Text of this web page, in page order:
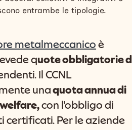
entrambe le tipologie.
metalmeccanico è
quote obbligatorie
Il CCNL
unaquota annua di
con l'obbligo di
Per le aziende